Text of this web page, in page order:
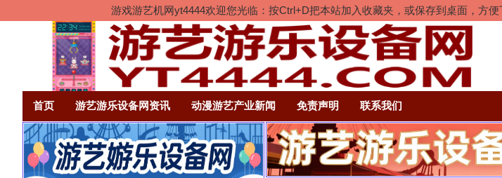
游戏游艺机网yt4444欢迎您光临：按Ctrl+D把本站加入收藏夹，或保存到桌面，方
首页 游艺游乐设备网资讯 动漫游艺产业新闻 免责声明 联系我们